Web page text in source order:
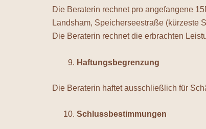
Die Beraterin rechnet pro angefangene
Landsham, Speicherseestraße (kürzeste
Die Beraterin rechnet die erbrachten
Haftungsbegrenzung
Die Beraterin haftet ausschließlich für
Schlussbestimmungen